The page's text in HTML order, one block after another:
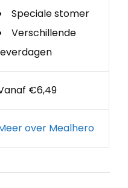
Speciale stomer
Verschillende
€6,49
over Mealhero